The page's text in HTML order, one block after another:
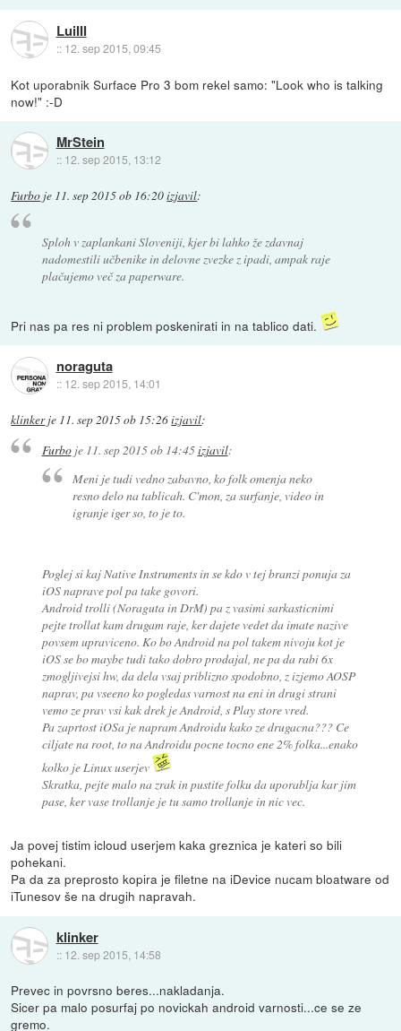
LuiIII
:: 12. sep 2015, 09:45
Kot uporabnik Surface Pro 3 bom rekel samo: "Look who is talking
now!" :-D
MrStein
:: 12. sep 2015, 13:12
Furbo je 11. sep 2015 ob 16:20izjavil:
Sploh v zaplankani Sloveniji, kjer bi lahko že zdavnaj
nadomestili učbenike in delovne zvezke z ipadi, ampak raje
plačujemo več za paperware.
Pri nas pa res ni problem poskenirati in na tablico dati.
noraguta
:: 12. sep 2015, 14:01
klinkerje 11. sep 2015 ob 15:26izjavil:
Furboje 11. sep 2015 ob 14:45izjavil:
Meni je tudi vedno zabavno, ko folk omenja neko
resno delo na tablicah. C'mon, za surfanje, video in
igranje iger so, to je to.
Poglej si kaj Native Instruments in se kdo v tej branzi ponuja za
iOS naprave pol pa take govori.
Android trolli (Noraguta in DrM) pa z vasimi sarkasticnimi
pejte trollat kam drugam raje, ker dajete vedet da imate nazive
povsem upraviceno. Ko bo Android na pol takem nivoju kot je
iOS se bo maybe tudi tako dobro prodajal, ne pa da rabi 6x
zmogljivejsi hw, da dela vsaj priblizno spodobno, z izjemo AOSP
naprav, pa vseeno ko pogledas varnost na eni in drugi strani
vemo ze prav vsi kak drek je Android, s Play store vred.
Pa zaprtost iOSa je napram Androidu kako ze drugacna??? Ce
ciljate na root, to na Androidu pocne tocno ene 2% folka...enako
kolko je Linux userjev
Skratka, pejte malo na zrak in pustite folku da uporablja kar jim
pase, ker vase trollanje je tu samo trollanje in nic vec.
Ja povej tistim icloud userjem kaka greznica je kateri so bili
pohekani.
Pa da za preprosto kopira je filetne na iDevice nucam bloatware od
iTunesov še na drugih napravah.
klinker
:: 12. sep 2015, 14:58
Prevec in povrsno beres...nakladanja.
Sicer pa malo posurfaj po novickah android varnosti...ce se ze
gremo.